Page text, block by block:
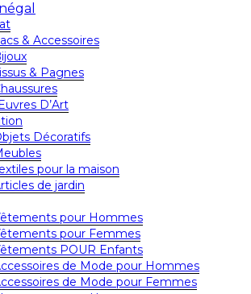
& Accessoires
& Pagnes
D’Art
Décoratifs
pour la maison
de jardin
pour Hommes
pour Femmes
POUR Enfants
de Mode pour Hommes
de Mode pour Femmes